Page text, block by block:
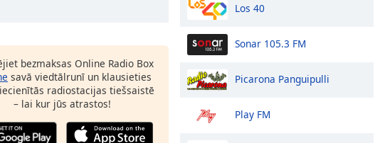
bezmaksas Online Radio Box
savā viedtālrunī un klausieties
radiostacijas tiešsaistē
– lai kur jūs atrastos!
Los 40
Sonar 105.3 FM
Picarona Panguipulli
Play FM